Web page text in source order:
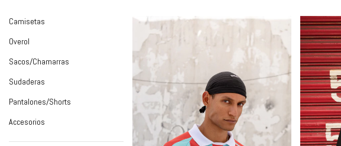
Camisetas
Overol
Sacos/Chamarras
Sudaderas
Pantalones/Shorts
Accesorios